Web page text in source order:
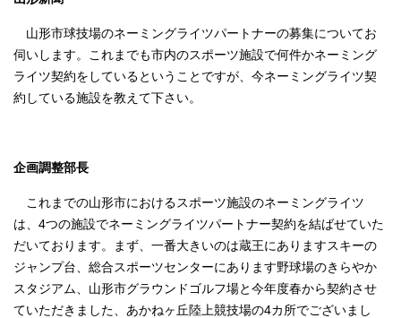
山形市球技場のネーミングライツパートナーの募集についてお
伺いします。これまでも市内のスポーツ施設で何件かネーミング
ライツ契約をしているということですが、今ネーミングライツ契
約している施設を教えて下さい。
企画調整部長
これまでの山形市におけるスポーツ施設のネーミングライツ
は、4つの施設でネーミングライツパートナー契約を結ばせていた
だいております。まず、一番大きいのは蔵王にありますスキーの
ジャンプ台、総合スポーツセンターにあります野球場のきらやか
スタジアム、山形市グラウンドゴルフ場と今年度春から契約させ
ていただきました、あかねヶ丘陸上競技場の4カ所でございまし